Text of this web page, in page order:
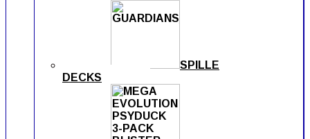
SPILLE
DECKS